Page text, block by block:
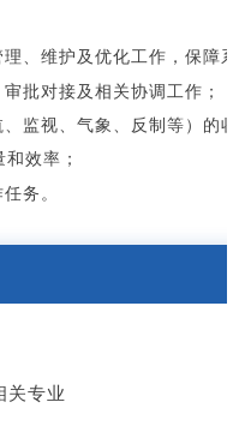
、维护及优化工作，保障系
批对接及相关协调工作；
监视、气象、反制等）的收
效率；
务。
关专业